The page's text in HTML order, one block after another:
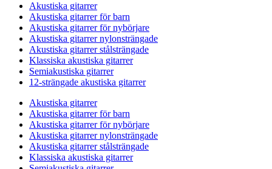
Akustiska gitarrer
Akustiska gitarrer för barn
Akustiska gitarrer för nybörjare
Akustiska gitarrer nylonsträngade
Akustiska gitarrer stålsträngade
Klassiska akustiska gitarrer
Semiakustiska gitarrer
12-strängade akustiska gitarrer
Akustiska gitarrer
Akustiska gitarrer för barn
Akustiska gitarrer för nybörjare
Akustiska gitarrer nylonsträngade
Akustiska gitarrer stålsträngade
Klassiska akustiska gitarrer